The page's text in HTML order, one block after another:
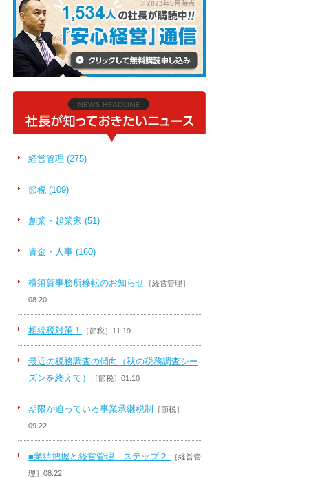
経営管理 (275)
節税 (109)
創業・起業家 (51)
資金・人事 (160)
横須賀事務所移転のお知らせ ［経営管理］
08.20
相続税対策！ ［節税］11.19
最近の税務調査の傾向（秋の税務調査シー
ズンを終えて）
［節税］01.10
期限が迫っている事業承継税制 ［節税］
09.22
■業績把握と経営管理 ステップ２.
［経営管
理］08.22